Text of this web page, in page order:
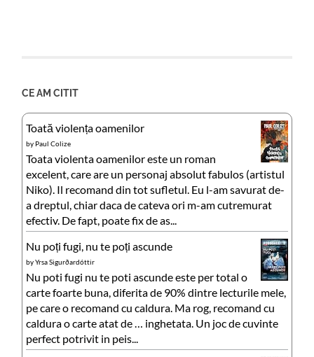
CE AM CITIT
Toată violența oamenilor
by Paul Colize
Toata violenta oamenilor este un roman
excelent, care are un personaj absolut fabulos (artistul
Niko). Il recomand din tot sufletul. Eu l-am savurat de-
a dreptul, chiar daca de cateva ori m-am cutremurat
efectiv. De fapt, poate fix de as...
Nu poți fugi, nu te poți ascunde
byYrsa Sigurðardóttir
Nu poti fugi nu te poti ascunde este per total o
carte foarte buna, diferita de 90% dintre lecturile mele,
pe care o recomand cu caldura. Ma rog, recomand cu
caldura o carte atat de … inghetata. Un joc de cuvinte
perfect potrivit in peis...